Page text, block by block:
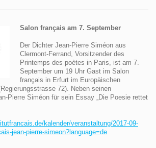
Salon français am 7. September
Der Dichter Jean-Pierre Siméon aus
Clermont-Ferrand, Vorsitzender des
Printemps des poètes in Paris, ist am 7.
September um 19 Uhr Gast im Salon
français in Erfurt im Europäischen
72). Neben seinen
Pierre Siméon für sein Essay „Die Poesie rettet
kalender/veranstaltung/2017-09-
jean-pierre-simeon?language=de